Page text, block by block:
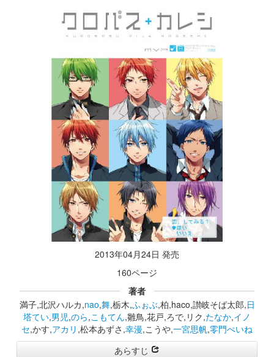
2013年04月24日 発売
160ページ
著者
満子,北沢ハルカ,nao,舞,栃木,ふぉぶ,柏,haco,讃岐そば太郎,日
塔てい,男児,のら,こもてん,雛鳥,花戸,ろで,リク,たなか,イノ
セ,かす,アカリ ,松本あずさ,幸漫,こうや,一宮思帆,零門ぺいね
あらすじ